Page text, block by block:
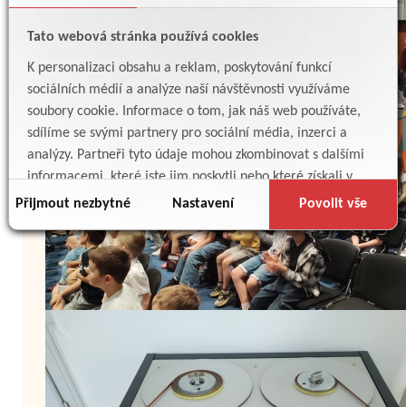
Tato webová stránka používá cookies
K personalizaci obsahu a reklam, poskytování funkcí
sociálních médií a analýze naší návštěvnosti využíváme
soubory cookie. Informace o tom, jak náš web používáte,
sdílíme se svými partnery pro sociální média, inzerci a
analýzy. Partneři tyto údaje mohou zkombinovat s dalšími
informacemi, které jste jim poskytli nebo které získali v
důsledku toho, že používáte jejich služby.
Přijmout nezbytné Nastavení Povolit vše